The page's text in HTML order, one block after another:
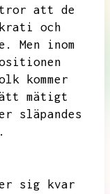
att de
och
Men inom
kommer
mätigt
släpandes
sig kvar